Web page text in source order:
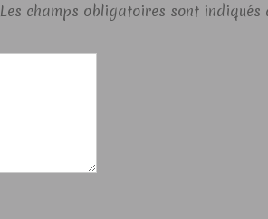
Les champs obligatoires sont indiqués